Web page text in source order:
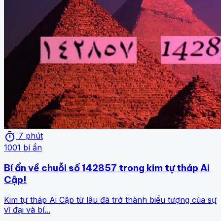
timer 7 phút
1001 bí ẩn
Bí ẩn về chuỗi số 142857 trong kim tự tháp Ai
Cập!
Kim tự tháp Ai Cập từ lâu đã trở thành biểu tượng của sự
vĩ đại và bí...